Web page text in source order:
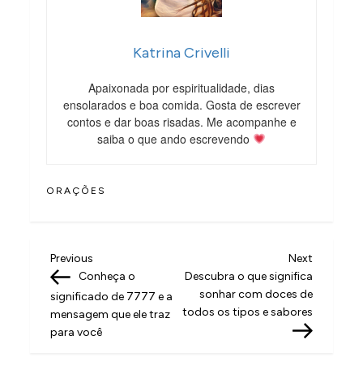
Katrina Crivelli
Apaixonada por espiritualidade, dias
ensolarados e boa comida. Gosta de escrever
contos e dar boas risadas. Me acompanhe e
saiba o que ando escrevendo
ORAÇÕES
N
a
v
e
Previous
Post
Previous
Conheça o
significado de 7777 e a
mensagem que ele traz
para você
Next
Post
Next
Descubra o que significa
sonhar com doces de
todos os tipos e sabores